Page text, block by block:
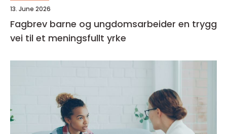
13. June 2026
Fagbrev barne og ungdomsarbeider en trygg
vei til et meningsfullt yrke